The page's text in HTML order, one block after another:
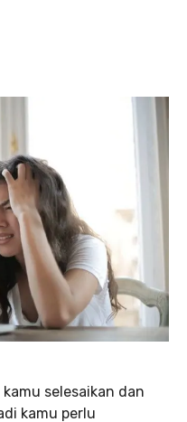
selesaikan dan
kamu perlu